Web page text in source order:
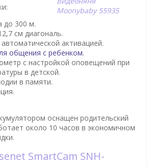
Moonybaby 55935
до 300 м.
см диагональ.
активацией.
общения с ребенком.
с настройкой оповещений при
в детской.
в памяти.
оснащен родительский
около 10 часов в экономичном